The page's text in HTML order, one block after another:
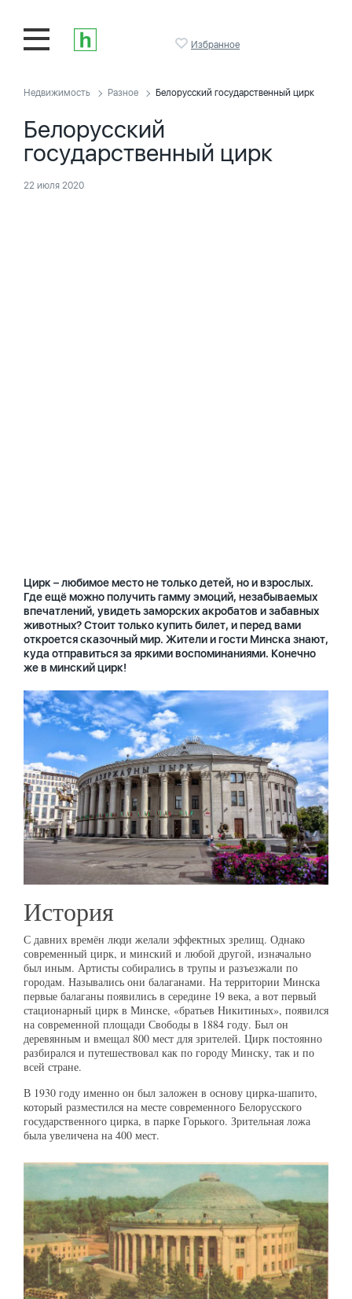
Избранное
Недвижимость Разное Белорусский государственный цирк
Белорусский
государственный цирк
22 июля 2020
Цирк – любимое место не только детей, но и взрослых.
Где ещё можно получить гамму эмоций, незабываемых
впечатлений, увидеть заморских акробатов и забавных
животных? Стоит только купить билет, и перед вами
откроется сказочный мир. Жители и гости Минска знают,
куда отправиться за яркими воспоминаниями. Конечно
же в минский цирк!
История
С давних времён люди желали эффектных зрелищ. Однако
современный цирк, и минский и любой другой, изначально
был иным. Артисты собирались в трупы и разъезжали по
городам. Назывались они балаганами. На территории Минска
первые балаганы появились в середине 19 века, а вот первый
стационарный цирк в Минске, «братьев Никитиных», появился
на современной площади Свободы в 1884 году. Был он
деревянным и вмещал 800 мест для зрителей. Цирк постоянно
разбирался и путешествовал как по городу Минску, так и по
всей стране.
В 1930 году именно он был заложен в основу цирка-шапито,
который разместился на месте современного Белорусского
государственного цирка, в парке Горького. Зрительная ложа
была увеличена на 400 мест.